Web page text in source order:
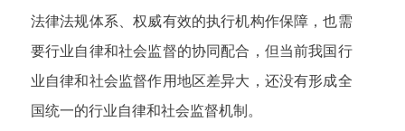
法律法规体系、权威有效的执行机构作保障，也需
要行业自律和社会监督的协同配合，但当前我国行
业自律和社会监督作用地区差异大，还没有形成全
国统一的行业自律和社会监督机制。